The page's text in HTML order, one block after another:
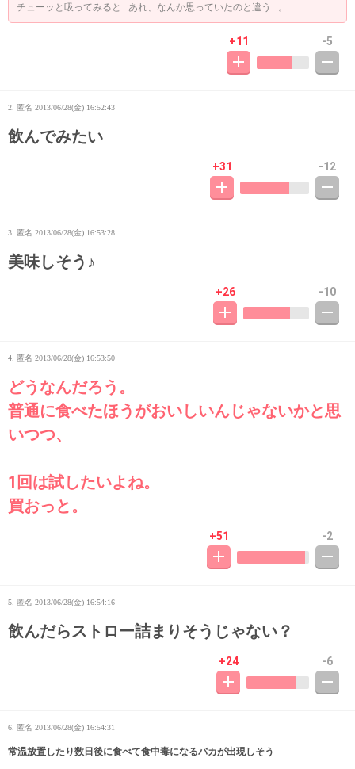
チューッと吸ってみると…あれ、なんか思っていたのと違う…。
+11 -5
2. 匿名 2013/06/28(金) 16:52:43
飲んでみたい
+31 -12
3. 匿名 2013/06/28(金) 16:53:28
美味しそう♪
+26 -10
4. 匿名 2013/06/28(金) 16:53:50
どうなんだろう。
普通に食べたほうがおいしいんじゃないかと思
いつつ、
1回は試したいよね。
買おっと。
+51 -2
5. 匿名 2013/06/28(金) 16:54:16
飲んだらストロー詰まりそうじゃない？
+24 -6
6. 匿名 2013/06/28(金) 16:54:31
常温放置したり数日後に食べて食中毒になるバカが出現しそう